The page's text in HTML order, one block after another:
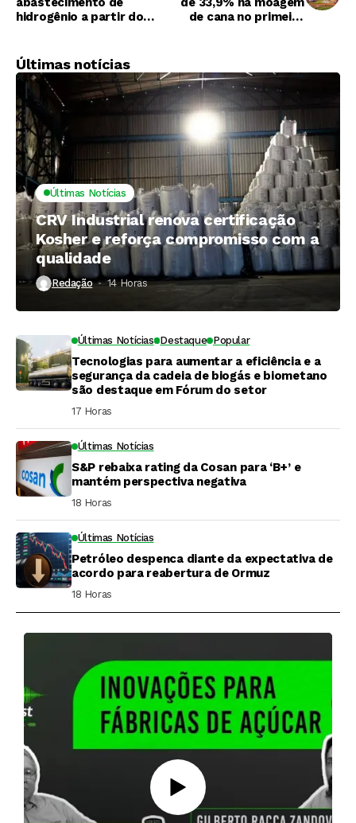
hidrogênio a partir do
de cana no primeiro
Últimas notícias
Últimas Notícias
CRV Industrial renova certificação
Kosher e reforça compromisso com a
qualidade
Redação 14 Horas ⁮
Últimas Notícias Destaque Popular
Tecnologias para aumentar a eficiência e a
segurança da cadeia de biogás e biometano
são destaque em Fórum do setor
17 Horas ⁮
Últimas Notícias
S&P rebaixa rating da Cosan para ‘B+’ e
mantém perspectiva negativa
18 Horas ⁮
Últimas Notícias
Petróleo despenca diante da expectativa de
acordo para reabertura de Ormuz
18 Horas ⁮